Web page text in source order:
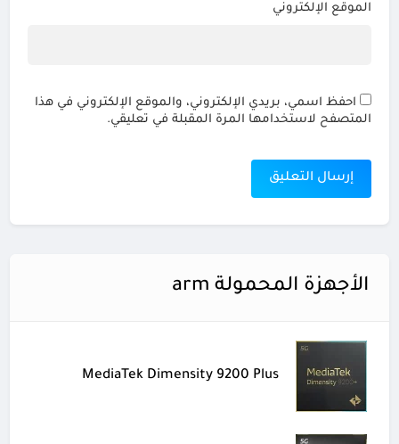
الموقع الإلكتروني
احفظ اسمي، بريدي الإلكتروني، والموقع الإلكتروني في هذا
المتصفح لاستخدامها المرة المقبلة في تعليقي.
الأجهزة المحمولة arm
MediaTek Dimensity 9200 Plus